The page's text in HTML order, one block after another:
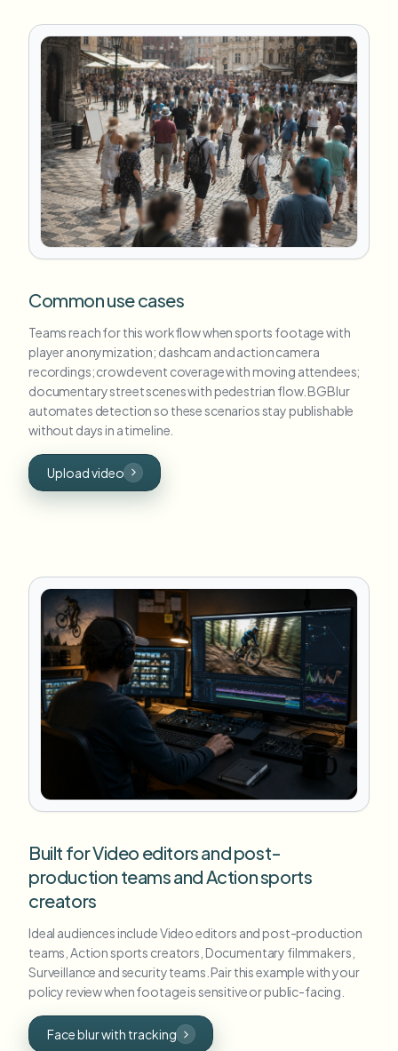
Common use cases
Teams reach for this workflow when sports footage with
player anonymization; dashcam and action camera
recordings; crowd event coverage with moving attendees;
documentary street scenes with pedestrian flow. BGBlur
automates detection so these scenarios stay publishable
without days in a timeline.
Upload video
Built for Video editors and post-
production teams and Action sports
creators
Ideal audiences include Video editors and post-production
teams, Action sports creators, Documentary filmmakers,
Surveillance and security teams. Pair this example with your
policy review when footage is sensitive or public-facing.
Face blur with tracking